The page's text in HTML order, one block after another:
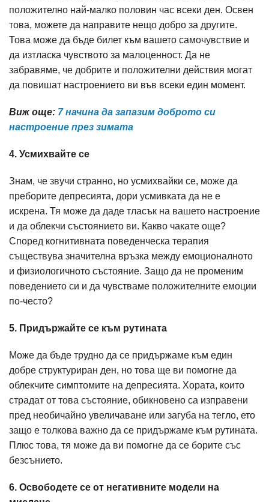
положително най-малко половин час всеки ден. Освен
това, можете да направите нещо добро за другите.
Това може да бъде билет към вашето самочувствие и
да изтласка чувството за малоценност. Да не
забравяме, че добрите и положителни действия могат
да повишат настроението ви във всеки един момент.
Виж още: 7 начина да запазим доброто си
настроение през зимата
4. Усмихвайте се
Знам, че звучи странно, но усмихвайки се, може да
преборите депресията, дори усмивката да не е
искрена. Тя може да даде тласък на вашето настроение
и да облекчи състоянието ви. Какво чакате още?
Според когнитивната поведенческа терапия
съществува значителна връзка между емоционалното
и физиологичното състояние. Защо да не променим
поведението си и да чувстваме положителните емоции
по-често?
5. Придържайте се към рутината
Може да бъде трудно да се придържаме към един
добре структуриран ден, но това ще ви помогне да
облекчите симптомите на депресията. Хората, които
страдат от това състояние, обикновено са изправени
пред необичайно увеличаване или загуба на тегло, ето
защо е толкова важно да се придържаме към рутината.
Плюс това, тя може да ви помогне да се борите със
безсънието.
6. Освободете се от негативните модели на